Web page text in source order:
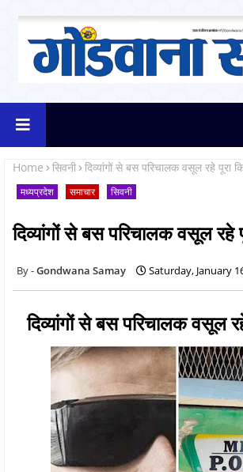
Home सिवनी दिव्यांगों से बस परिचालक वसूल रहे पूरा
मध्यप्रदेश समाचार सिवनी
दिव्यांगों से बस परिचालक वसूल रहे
Gondwana Samay Saturday, January
दिव्यांगों से बस परिचालक वसूल